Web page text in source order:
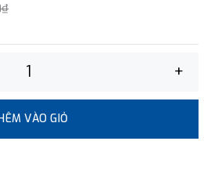
+
VÀO GIỎ